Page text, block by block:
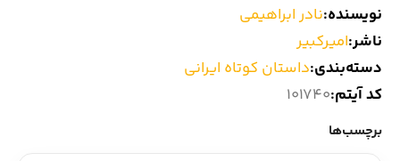
ادبیات نمایشی
نویسنده:نادر ابراهیمی
ناشر:امیرکبیر
دسته‌بندی:داستان کوتاه ایرانی
کد آیتم:101740
برچسب‌ها